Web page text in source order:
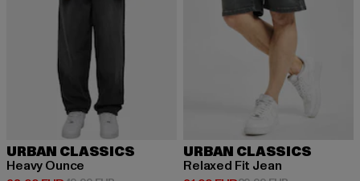
URBAN CLASSICS
Heavy Ounce
URBAN CLASSICS
Relaxed Fit Jean